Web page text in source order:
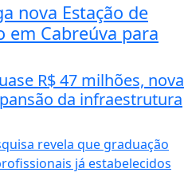
nova Estação de
em Cabreúva para
R$ 47 milhões, nova
da infraestrutura